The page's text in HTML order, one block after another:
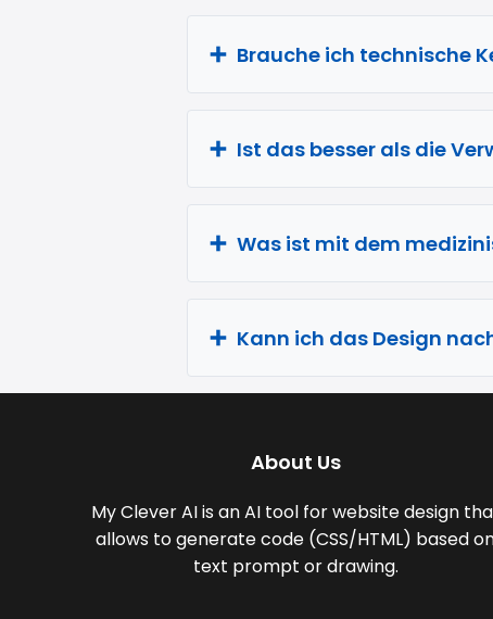
Brauche ich technische
Ist das besser als die
Was ist mit dem
Kann ich das Design
About Us
My Clever AI is an AI tool for website design
allows to generate code (CSS/HTML) based
text prompt or drawing.